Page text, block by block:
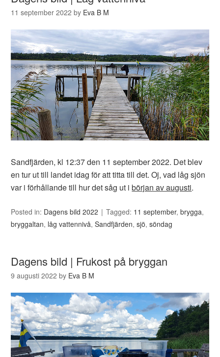
11 september 2022 by Eva B M
Sandfjärden, kl 12:37 den 11 september 2022. Det blev
en tur ut till landet idag för att titta till det. Oj, vad låg sjön
var i förhållande till hur det såg ut ibörjan av augusti.
Posted in: Dagens bild 2022 Tagged: 11 september,brygga,
bryggaltan, låg vattennivå,Sandfjärden,sjö,söndag
Dagens bild | Frukost på bryggan
9 augusti 2022 by Eva B M